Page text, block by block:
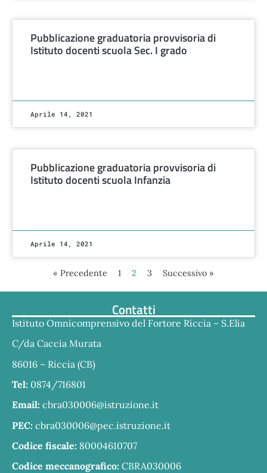
Pubblicazione graduatoria provvisoria di
Istituto docenti scuola Sec. I grado
Aprile 14, 2021
Pubblicazione graduatoria provvisoria di
Istituto docenti scuola Infanzia
Aprile 14, 2021
« Precedente 1 2 3 Successivo »
Contatti
Istituto Omnicomprensivo del Fortore Riccia – S.Elia
C/da Caccia Murata
86016 – Riccia (CB)
Tel: 0874/716801
Email: cbra030006@istruzione.it
PEC: cbra030006@pec.istruzione.it
Codice fiscale: 80004610707
Codice meccanografico: CBRA030006